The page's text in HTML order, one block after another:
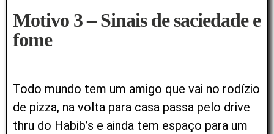
Motivo 3 – Sinais de saciedade e
fome
Todo mundo tem um amigo que vai no rodízio
de pizza, na volta para casa passa pelo drive
thru do Habib’s e ainda tem espaço para um